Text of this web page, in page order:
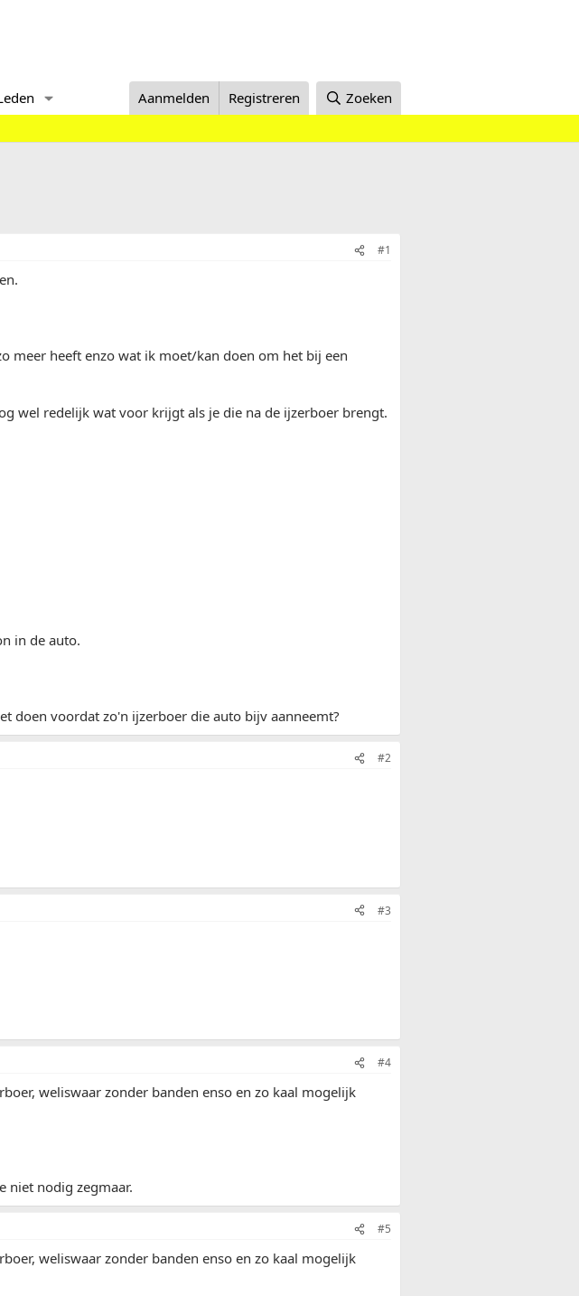
Aanmelden Registreren Zoeken
#1
meer heeft enzo wat ik moet/kan doen om het bij een
wel redelijk wat voor krijgt als je die na de ijzerboer brengt.
in de auto.
doen voordat zo'n ijzerboer die auto bijv aanneemt?
#2
#3
#4
weliswaar zonder banden enso en zo kaal mogelijk
niet nodig zegmaar.
#5
weliswaar zonder banden enso en zo kaal mogelijk